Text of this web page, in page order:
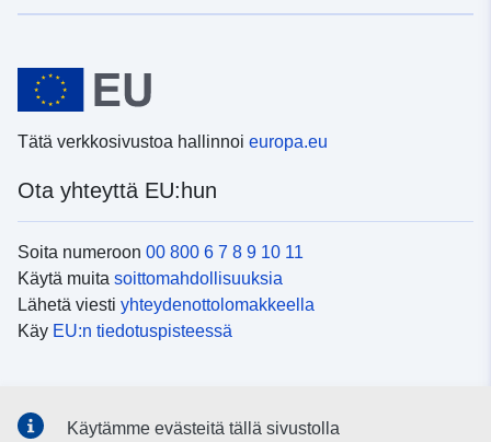
Tätä verkkosivustoa hallinnoi europa.eu
Ota yhteyttä EU:hun
Soita numeroon 00 800 6 7 8 9 10 11
Käytä muita soittomahdollisuuksia
Lähetä viesti yhteydenottolomakkeella
Käy EU:n tiedotuspisteessä
Käytämme evästeitä tällä sivustolla